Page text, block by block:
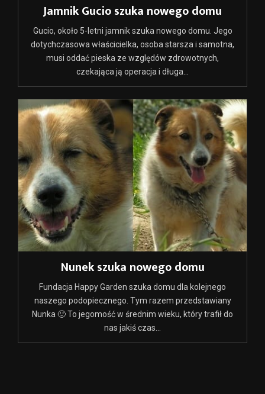
Jamnik Gucio szuka nowego domu
Gucio, około 5-letni jamnik szuka nowego domu. Jego
dotychczasowa właścicielka, osoba starsza i samotna,
musi oddać pieska ze względów zdrowotnych,
czekająca ją operacja i długa...
Nunek szuka nowego domu
Fundacja Happy Garden szuka domu dla kolejnego
naszego podopiecznego. Tym razem przedstawiany
Nunka 🙂 To jegomość w średnim wieku, który trafił do
nas jakiś czas...